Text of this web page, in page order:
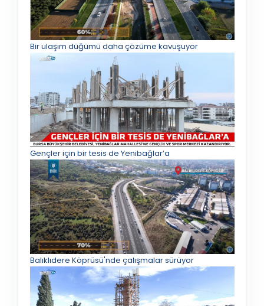
Bir ulaşım düğümü daha çözüme kavuşuyor
Gençler için bir tesis de Yenibağlar’a
Balıklıdere Köprüsü'nde çalışmalar sürüyor